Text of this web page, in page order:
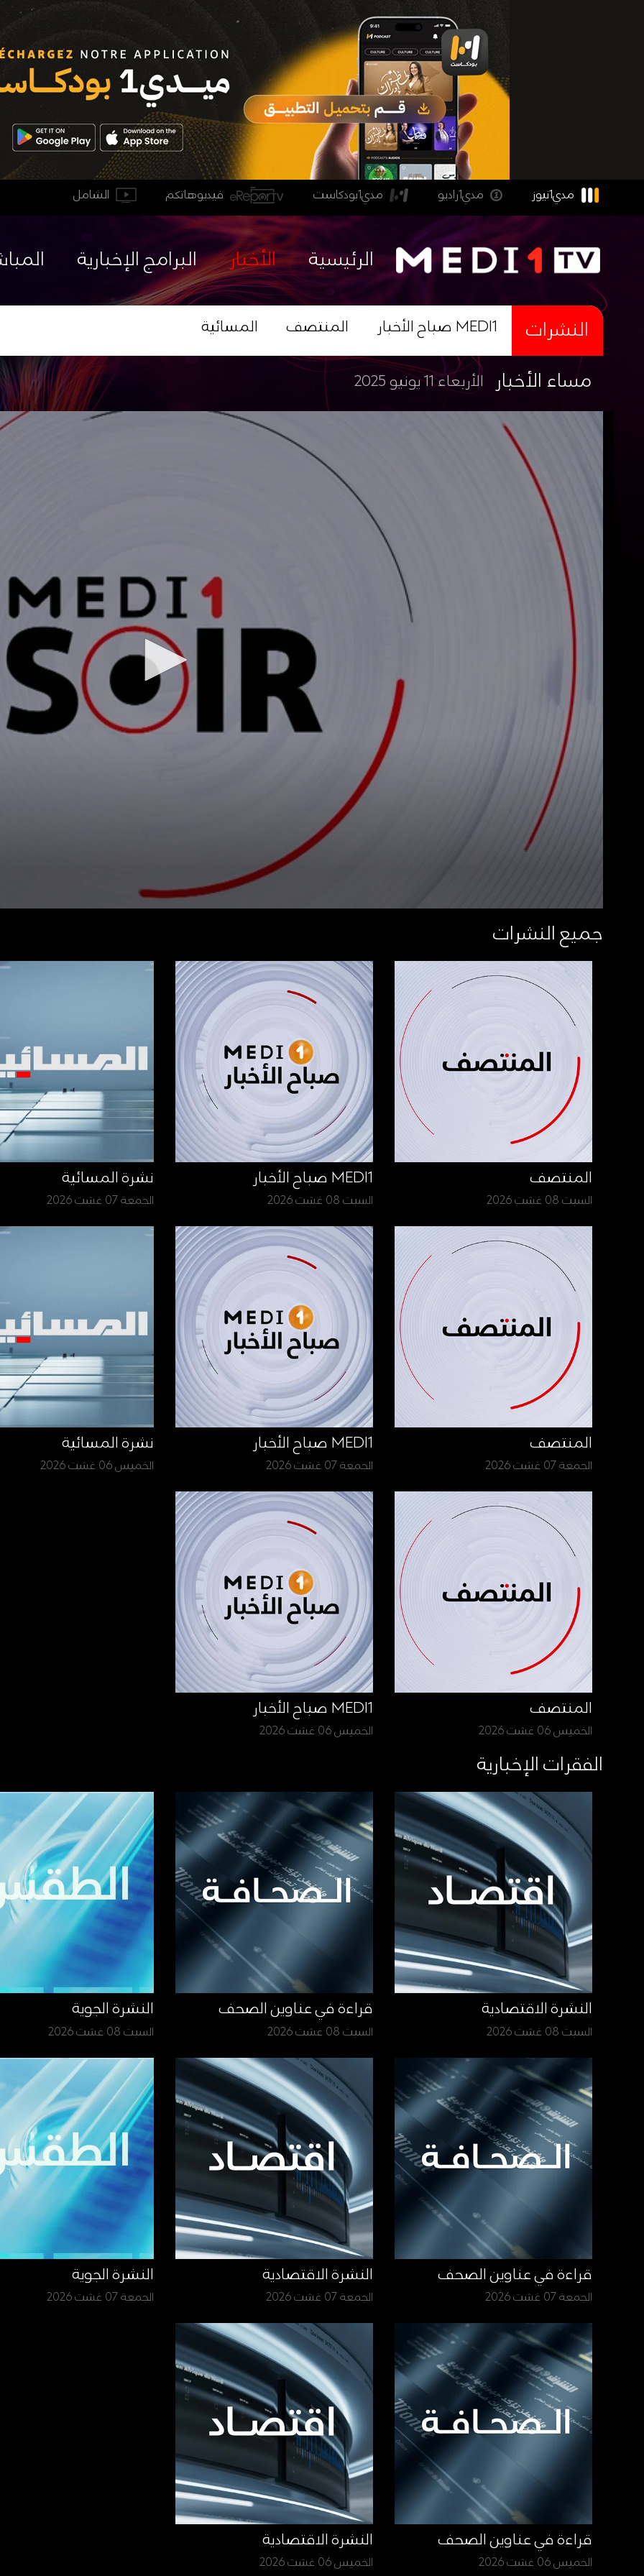
الشامل فيديوهاتكم مدي1بودكاست مدي1راديو مدي1نيوز
البرامج الإخبارية الأخبار الرئيسية
المسائية المنتصف صباح الأخبار MEDI1 النشرات
الأربعاء 11 يونيو 2025 مساء الأخبار
شاهد الفيديو
جميع النشرات
المنتصف
السبت 08 غشت 2026
MEDI1 صباح الأخبار
السبت 08 غشت 2026
نشرة المسائية
الجمعة 07 غشت 2026
المنتصف
الجمعة 07 غشت 2026
MEDI1 صباح الأخبار
الجمعة 07 غشت 2026
نشرة المسائية
الخميس 06 غشت 2026
المنتصف
الخميس 06 غشت 2026
MEDI1 صباح الأخبار
الخميس 06 غشت 2026
الفقرات الإخبارية
النشرة الاقتصادية
السبت 08 غشت 2026
قراءة في عناوين الصحف
السبت 08 غشت 2026
النشرة الجوية
السبت 08 غشت 2026
قراءة في عناوين الصحف
الجمعة 07 غشت 2026
النشرة الاقتصادية
الجمعة 07 غشت 2026
النشرة الجوية
الجمعة 07 غشت 2026
قراءة في عناوين الصحف
الخميس 06 غشت 2026
النشرة الاقتصادية
الخميس 06 غشت 2026